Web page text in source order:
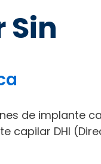
de implante
capilar DHI